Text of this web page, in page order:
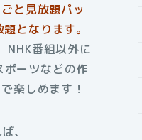
と見放題パッ
となります。
NHK番組以外に
ーツなどの作
楽しめます！
、